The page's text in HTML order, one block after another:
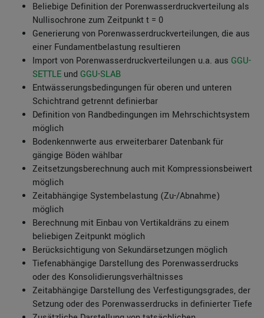
Beliebige Definition der Porenwasserdruckverteilung als
Nullisochrone zum Zeitpunkt t = 0
Generierung von Porenwasserdruckverteilungen, die aus
einer Fundamentbelastung resultieren
Import von Porenwasserdruckverteilungen u.a. aus GGU-
SETTLE und GGU-SLAB
Entwässerungsbedingungen für oberen und unteren
Schichtrand getrennt definierbar
Definition von Randbedingungen im Mehrschichtsystem
möglich
Bodenkennwerte aus erweiterbarer Datenbank für
gängige Böden wählbar
Zeitsetzungsberechnung auch mit Kompressionsbeiwert
möglich
Zeitabhängige Systembelastung (Zu-/Abnahme)
möglich
Berechnung mit Einbau von Vertikaldräns zu einem
beliebigen Zeitpunkt möglich
Berücksichtigung von Sekundärsetzungen möglich
Tiefenabhängige Darstellung des Porenwasserdrucks
oder des Konsolidierungsverhältnisses
Zeitabhängige Darstellung des Verfestigungsgrades, der
Setzung oder des Porenwasserdrucks in definierter Tiefe